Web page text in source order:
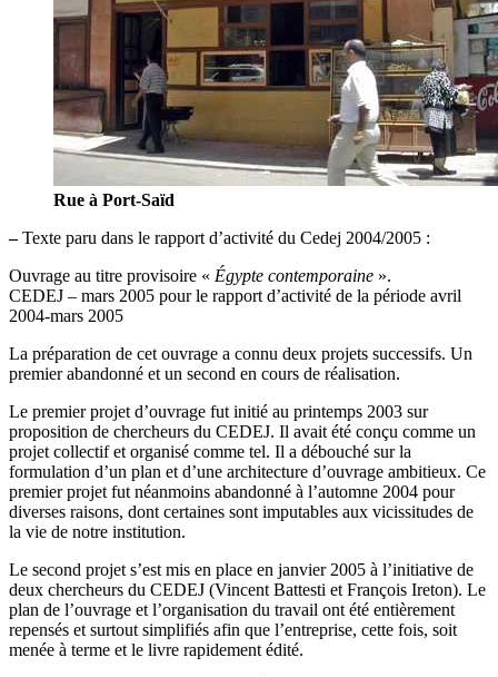
Rue à Port-Saïd
–Texte paru dans le rapport d’activité du Cedej 2004/2005 :
Ouvrage au titre provisoire « Égypte contemporaine ».
CEDEJ – mars 2005 pour le rapport d’activité de la période avril
2004-mars 2005
La préparation de cet ouvrage a connu deux projets successifs. Un
premier abandonné et un second en cours de réalisation.
Le premier projet d’ouvrage fut initié au printemps 2003 sur
proposition de chercheurs du CEDEJ. Il avait été conçu comme un
projet collectif et organisé comme tel. Il a débouché sur la
formulation d’un plan et d’une architecture d’ouvrage ambitieux. Ce
premier projet fut néanmoins abandonné à l’automne 2004 pour
diverses raisons, dont certaines sont imputables aux vicissitudes de
la vie de notre institution.
Le second projet s’est mis en place en janvier 2005 à l’initiative de
deux chercheurs du CEDEJ (Vincent Battesti et François Ireton). Le
plan de l’ouvrage et l’organisation du travail ont été entièrement
repensés et surtout simplifiés afin que l’entreprise, cette fois, soit
menée à terme et le livre rapidement édité.